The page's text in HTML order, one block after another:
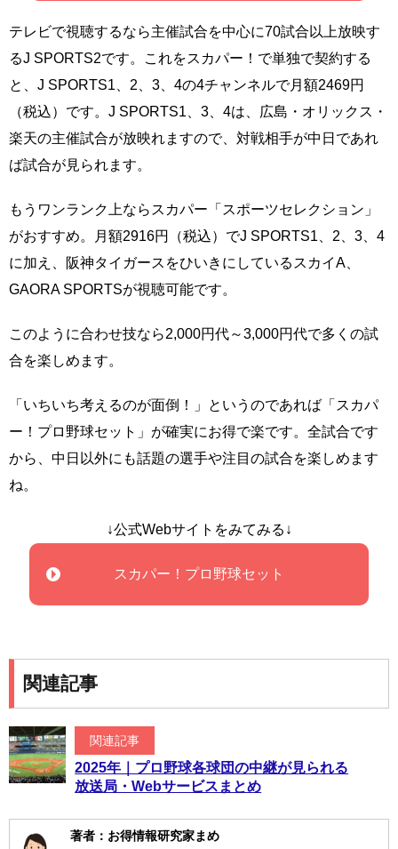
テレビで視聴するなら主催試合を中心に70試合以上放映す
るJ SPORTS2です。これをスカパー！で単独で契約する
と、J SPORTS1、2、3、4の4チャンネルで月額2469円
（税込）です。J SPORTS1、3、4は、広島・オリックス・
楽天の主催試合が放映れますので、対戦相手が中日であれ
ば試合が見られます。
もうワンランク上ならスカパー「スポーツセレクション」
がおすすめ。月額2916円（税込）でJ SPORTS1、2、3、4
に加え、阪神タイガースをひいきにしているスカイA、
GAORA SPORTSが視聴可能です。
このように合わせ技なら2,000円代～3,000円代で多くの試
合を楽しめます。
「いちいち考えるのが面倒！」というのであれば「スカパ
ー！プロ野球セット」が確実にお得で楽です。全試合です
から、中日以外にも話題の選手や注目の試合を楽しめます
ね。
↓公式Webサイトをみてみる↓
スカパー！プロ野球セット
関連記事
関連記事
2025年｜プロ野球各球団の中継が見られる
放送局・Webサービスまとめ
著者：お得情報研究家まめ